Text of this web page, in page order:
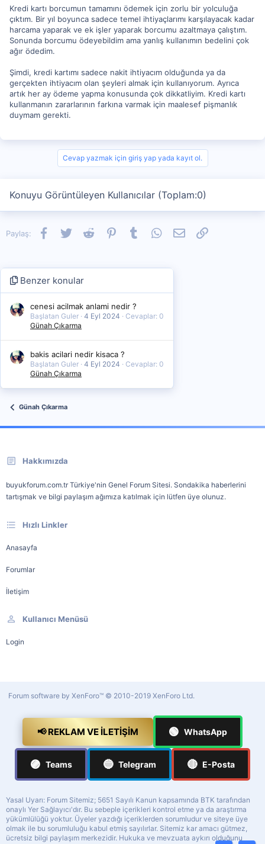
Kredi kartı borcumun tamamını ödemek için zorlu bir yolculuğa
çıktım. Bir yıl boyunca sadece temel ihtiyaçlarımı karşılayacak kadar
harcama yaparak ve ek işler yaparak borcumu azaltmaya çalıştım.
Sonunda borcumu ödeyebildim ama yanlış kullanımın bedelini çok
ağır ödedim.
Şimdi, kredi kartımı sadece nakit ihtiyacım olduğunda ya da
gerçekten ihtiyacım olan şeyleri almak için kullanıyorum. Ayrıca
artık her ay ödeme yapma konusunda çok dikkatliyim. Kredi kartı
kullanmanın zararlarının farkına varmak için maalesef pişmanlık
duymam gerekti.
Cevap yazmak için giriş yap yada kayıt ol.
Konuyu Görüntüleyen Kullanıcılar (Toplam:0)
Paylaş: Facebook
TwitterReddit PinterestTumblrWhatsApp
E-postaLink
Benzer konular
cenesi acilmak anlami nedir ?
Başlatan Guler 4 Eyl 2024
Cevaplar: 0
Günah Çıkarma
bakis acilari nedir kisaca ?
Başlatan Guler 4 Eyl 2024
Cevaplar: 0
Günah Çıkarma
Günah Çıkarma
Hakkımızda
buyukforum.com.tr Türkiye'nin Genel Forum Sitesi. Sondakika haberlerini
tartışmak ve bilgi paylaşım ağımıza katılmak için lütfen üye olunuz.
Hızlı Linkler
Anasayfa
Forumlar
İletişim
Kullanıcı Menüsü
Login
Forum software by XenForo™ © 2010-2019 XenForo Ltd.
📢 REKLAM VE İLETIŞIM 🟢 WhatsApp
🟣 Teams 🔵 Telegram 🔴 E-Posta
Yasal Uyarı: Forum Sitemiz; 5651 Sayılı Kanun kapsamında BTK tarafından
onaylı Yer Sağlayıcı'dır. Bu sebeple içerikleri kontrol etme ya da araştırma
yükümlülüğü yoktur. Üyeler yazdığı içeriklerden sorumludur ve siteye üye
olmak ile bu sorumluluğu kabul etmiş sayılırlar. Sitemiz kar amacı gütmez,
ücretsiz bilgi paylaşım merkezidir. Hukuka ve mevzuata aykırı olduğunu